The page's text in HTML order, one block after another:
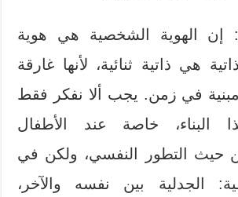
إن الهوية الشخصية هي هوية
هي ذاتية ثنائية، لأنها غارقة
مبنية في زمن. يجب ألا نفكر فقط
البناء، خاصة عند الأطفال
حيث التطور النفسي، ولكن في
الجدلية بين نفسه والآخر،